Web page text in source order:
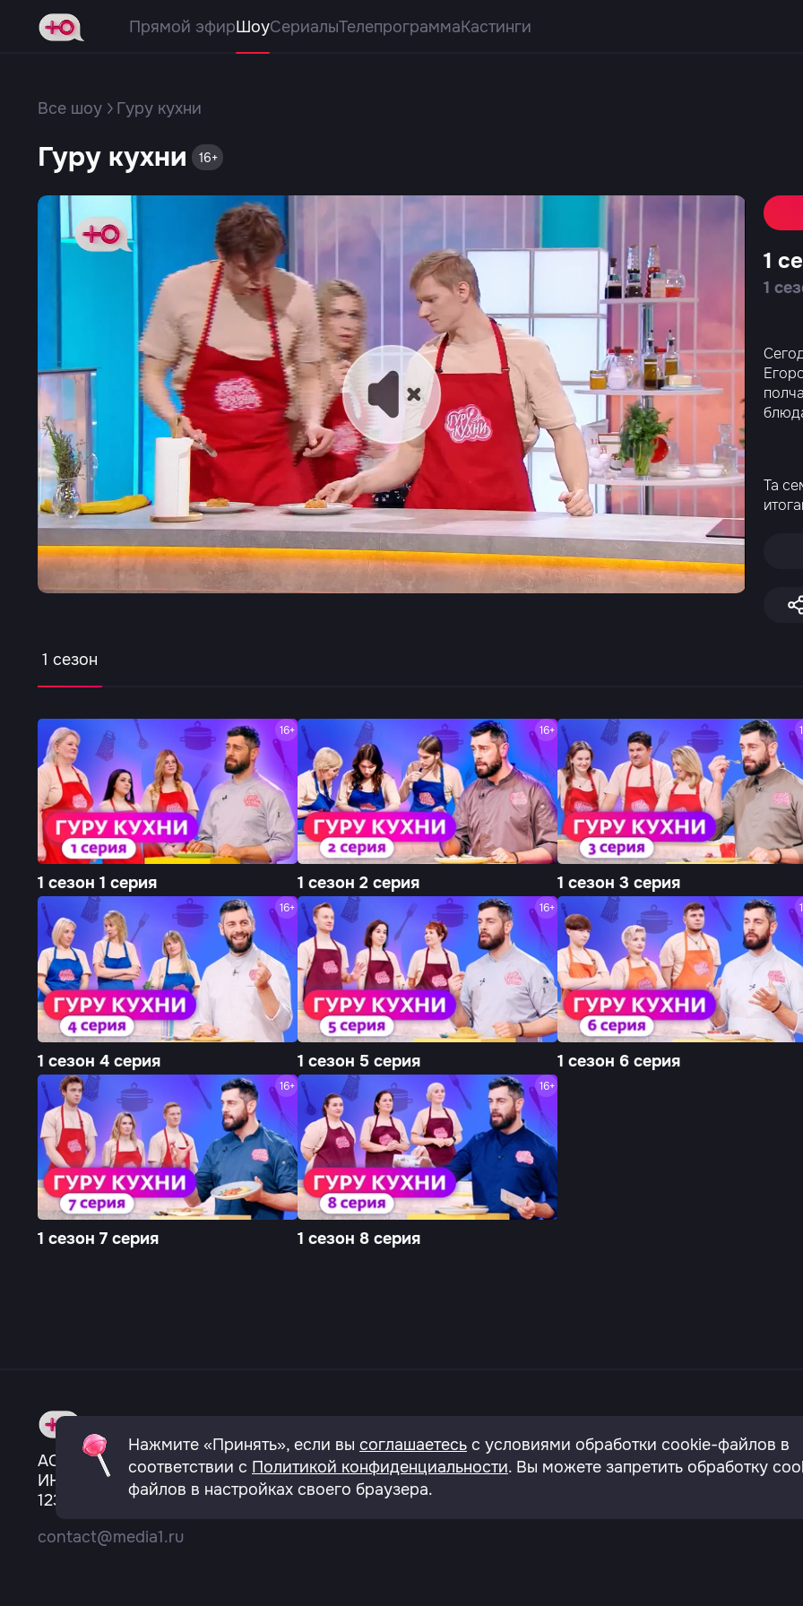
Прямой эфирШоуСериалыТелепрограммаКастинги
Все шоу Гуру кухни
Гуру кухни 16+
1
1
Та
1 сезон
16+
1 сезон 1 серия
16+
1 сезон 2 серия 1 сезон 3 серия
16+
1 сезон 4 серия
16+
1 сезон 5 серия 1 сезон 6 серия
16+
1 сезон 7 серия
16+
1 сезон 8 серия
АО «ТВ сервис»
ИНН 7703136921
123557, город Москва, Большой Тишинский пер., д.43
contact@media1.ru
Нажмите «Принять», если вы соглашаетесь с условиями обработки cookie-файлов в
соответствии с Политикой конфиденциальности. Вы можете запретить обработку
файлов в настройках своего браузера.